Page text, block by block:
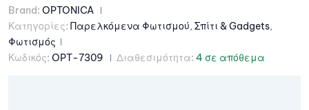
Brand: OPTONICA
Κατηγορίες: Παρελκόμενα Φωτισμού, Σπίτι & Gadgets,
Φωτισμός
Κωδικός: OPT-7309 Διαθεσιμότητα: 4 σε απόθεμα